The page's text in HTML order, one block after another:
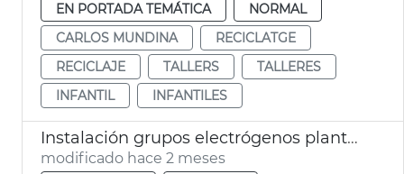
EN PORTADA TEMÁTICA
NORMAL
CARLOS MUNDINA
RECICLATGE
RECICLAJE
TALLERS
TALLERES
INFANTIL
INFANTILES
Instalación grupos electrógenos plantas potabilizadoras Presa Realó València
modificado hace 2 meses